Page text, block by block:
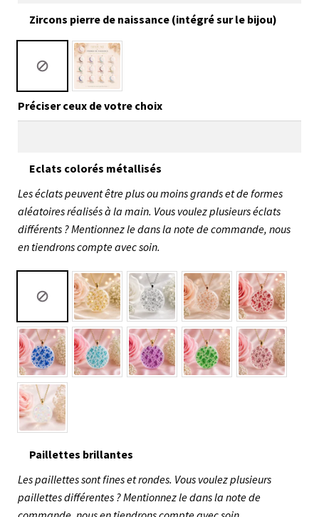
Zircons pierre de naissance (intégré sur le bijou)
Préciser ceux de votre choix
Eclats colorés métallisés
Les éclats peuvent être plus ou moins grands et de formes
aléatoires réalisés à la main. Vous voulez plusieurs éclats
différents ? Mentionnez le dans la note de commande, nous
en tiendrons compte avec soin.
Paillettes brillantes
Les paillettes sont fines et rondes. Vous voulez plusieurs
paillettes différentes ? Mentionnez le dans la note de